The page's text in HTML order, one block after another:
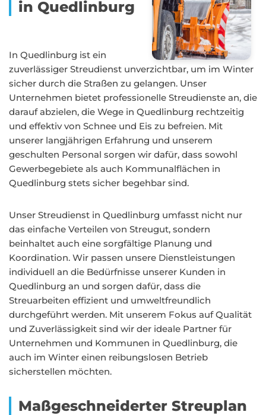
in Quedlinburg
In Quedlinburg ist ein
zuverlässiger Streudienst unverzichtbar, um im Winter
sicher durch die Straßen zu gelangen. Unser
Unternehmen bietet professionelle Streudienste an, die
darauf abzielen, die Wege in Quedlinburg rechtzeitig
und effektiv von Schnee und Eis zu befreien. Mit
unserer langjährigen Erfahrung und unserem
geschulten Personal sorgen wir dafür, dass sowohl
Gewerbegebiete als auch Kommunalflächen in
Quedlinburg stets sicher begehbar sind.
Unser Streudienst in Quedlinburg umfasst nicht nur
das einfache Verteilen von Streugut, sondern
beinhaltet auch eine sorgfältige Planung und
Koordination. Wir passen unsere Dienstleistungen
individuell an die Bedürfnisse unserer Kunden in
Quedlinburg an und sorgen dafür, dass die
Streuarbeiten effizient und umweltfreundlich
durchgeführt werden. Mit unserem Fokus auf Qualität
und Zuverlässigkeit sind wir der ideale Partner für
Unternehmen und Kommunen in Quedlinburg, die
auch im Winter einen reibungslosen Betrieb
sicherstellen möchten.
Maßgeschneiderter Streuplan